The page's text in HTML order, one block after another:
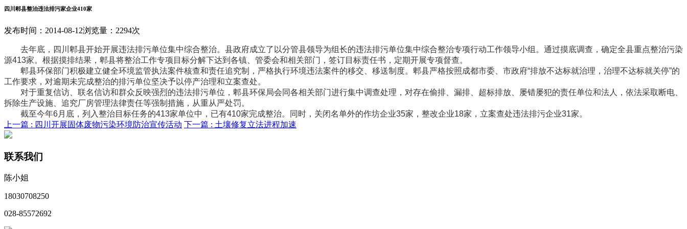
四川郫县整治违法排污家企业410家
发布时间：2014-08-12浏览量：2294次
去年底，四川郫县开始开展违法排污单位集中综合整治。县政府成立了以分管县领导为组长的违法排污单位集中综合整治专项行动工作领导小组。通过摸底调查，确定全县重点整治污染
源413家。根据摸排结果，郫县将整治工作专项目标分解下达到各镇、管委会和相关部门，签订目标责任书，定期开展专项督查。
郫县环保部门积极建立健全环境监管执法案件核查和责任追究制，严格执行环境违法案件的移交、移送制度。郫县严格按照成都市委、市政府“排放不达标就治理，治理不达标就关停”的
工作要求，对逾期未完成整治的排污单位坚决予以停产治理和立案查处。
对于重复信访、联名信访和群众反映强烈的违法排污单位，郫县环保局会同各相关部门进行集中调查处理，对存在偷排、漏排、超标排放、屡错屡犯的责任单位和法人，依法采取断电、
拆除生产设施、追究厂房管理法律责任等强制措施，从重从严处罚。
截至今年6月底，列入整治目标任务的413家单位中，已有410家完成整治。同时，关闭名单外的作坊企业35家，整改企业18家，立案查处违法排污企业31家。
上一篇 : 四川开展固体废物污染环境防治宣传活动 下一篇 : 土壤修复立法进程加速
联系我们
陈小姐
18030708250
028-85572692